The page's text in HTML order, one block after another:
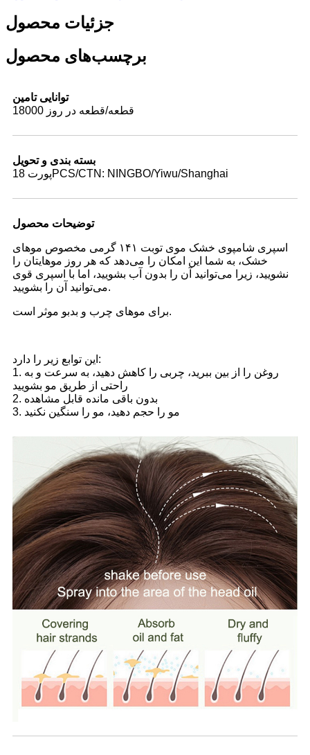
جزئیات محصول
برچسب‌های محصول
توانایی تامین
18000 قطعه/قطعه در روز
بسته بندی و تحویل
پورت 18PCS/CTN: NINGBO/Yiwu/Shanghai
توضیحات محصول
اسپری شامپوی خشک موی توبت ۱۴۱ گرمی مخصوص موهای
خشک، به شما این امکان را می‌دهد که هر روز موهایتان را
نشویید، زیرا می‌توانید آن را بدون آب بشویید، اما با اسپری قوی
می‌توانید آن را بشویید.
برای موهای چرب و بدبو موثر است.
این توابع زیر را دارد:
1. روغن را از بین ببرید، چربی را کاهش دهید، به سرعت و به
راحتی از طریق مو بشویید
2. بدون باقی مانده قابل مشاهده
3. مو را حجم دهید، مو را سنگین نکنید